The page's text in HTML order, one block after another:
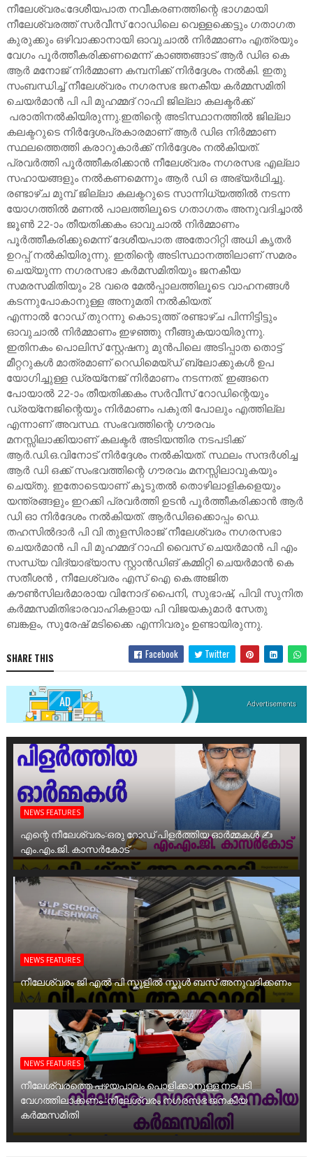
നീലേശ്വരം:ദേശീയപാത നവീകരണത്തിന്റെ ഭാഗമായി
നീലേശ്വരത്ത് സർവീസ് റോഡിലെ വെള്ളക്കെട്ടും ഗതാഗത
കുരുക്കും ഒഴിവാക്കാനായി ഓവുചാൽ നിർമ്മാണം എത്രയും
വേഗം പൂർത്തീകരിക്കണമെന്ന് കാഞ്ഞങ്ങാട് ആർ ഡിഒ കെ
ആർ മനോജ് നിർമ്മാണ കമ്പനിക്ക് നിർദ്ദേശം നൽകി. ഇതു
സംബന്ധിച്ച് നീലേശ്വരം നഗരസഭ ജനകീയ കർമ്മസമിതി
ചെയർമാൻ പി പി മുഹമ്മദ് റാഫി ജില്ലാ കലക്ടർക്ക്
പരാതിനൽകിയിരുന്നു.ഇതിന്റെ അടിസ്ഥാനത്തിൽ ജില്ലാ
കലക്ടറുടെ നിർദ്ദേശപ്രകാരമാണ് ആർ ഡിഒ നിർമ്മാണ
സ്ഥലത്തെത്തി കരാറുകാർക്ക് നിർദ്ദേശം നൽകിയത്.
പ്രവർത്തി പൂർത്തീകരിക്കാൻ നീലേശ്വരം നഗരസഭ എല്ലാ
സഹായങ്ങളും നൽകണമെന്നും ആർ ഡി ഒ അഭ്യർഥിച്ചു.
രണ്ടാഴ്ച മുമ്പ് ജില്ലാ കലക്ടറുടെ സാന്നിധ്യത്തിൽ നടന്ന
യോഗത്തിൽ മണൽ പാലത്തിലൂടെ ഗതാഗതം അനുവദിച്ചാൽ
ജൂൺ 22-ാം തീയതിക്കകം ഓവുചാൽ നിർമ്മാണം
പൂർത്തീകരിക്കുമെന്ന് ദേശീയപാത അതോറിറ്റി അധി കൃതർ
ഉറപ്പ് നൽകിയിരുന്നു. ഇതിന്റെ അടിസ്ഥാനത്തിലാണ് സമരം
ചെയ്യുന്ന നഗരസഭാ കർമസമിതിയും ജനകീയ
സമരസമിതിയും 28 വരെ മേൽപ്പാലത്തിലൂടെ വാഹനങ്ങൾ
കടന്നുപോകാനുള്ള അനുമതി നൽകിയത്.
എന്നാൽ റോഡ് തുറന്നു കൊടുത്ത് രണ്ടാഴ്ച പിന്നിട്ടിട്ടും
ഓവുചാൽ നിർമ്മാണം ഇഴഞ്ഞു നീങ്ങുകയായിരുന്നു.
ഇതിനകം പൊലിസ് സ്റ്റേഷനു മുൻപിലെ അടിപ്പാത തൊട്ട്
മീറ്ററുകൾ മാത്രമാണ് റെഡിമെയ്‌ഡ് ബ്ലോക്കുകൾ ഉപ
യോഗിച്ചുള്ള ഡ്രയ്നേജ് നിർമാണം നടന്നത്. ഇങ്ങനെ
പോയാൽ 22-ാം തീയതിക്കകം സർവീസ് റോഡിന്റെയും
ഡ്രയ്നേജിന്റെയും നിർമാണം പകുതി പോലും എത്തില്ല
എന്നാണ് അവസ്ഥ. സംഭവത്തിന്റെ ഗൗരവം
മനസ്സിലാക്കിയാണ് കലക്ടർ അടിയന്തിര നടപടിക്ക്
ആർ.ഡി.ഒ.വിനോട് നിർദ്ദേശം നൽകിയത്. സ്ഥലം സന്ദർശിച്ച
ആർ ഡി ഒക്ക് സംഭവത്തിന്റെ ഗൗരവം മനസ്സിലാവുകയും
ചെയ്തു. ഇതോടെയാണ് കൂടുതൽ തൊഴിലാളികളെയും
യന്ത്രങ്ങളും ഇറക്കി പ്രവർത്തി ഉടൻ പൂർത്തീകരിക്കാൻ ആർ
ഡി ഓ നിർദേശം നൽകിയത്. ആർഡിഒക്കൊപ്പം ഡെ.
തഹസിൽദാർ പി വി തുളസിരാജ് നീലേശ്വരം നഗരസഭാ
ചെയർമാൻ പി പി മുഹമ്മദ് റാഫി വൈസ് ചെയർമാൻ പി എം
സന്ധ്യ വിദ്യാഭ്യാസ സ്റ്റാൻഡിങ് കമ്മിറ്റി ചെയർമാൻ കെ
സതീശൻ , നീലേശ്വരം എസ് ഐ കെ.അജിത
കൗൺസിലർമാരായ വിനോദ് പൈനി, സുഭാഷ്, പിവി സുനിത
കർമ്മസമിതിഭാരവാഹികളായ പി വിജയകുമാർ സേതു
ബങ്കളം, സുരേഷ് മടിക്കൈ എന്നിവരും ഉണ്ടായിരുന്നു.
SHARE THIS Facebook Twitter
NEWS FEATURES
എന്റെ നീലേശ്വരം:ഒരു റോഡ് പിളർത്തിയ ഓർമ്മകൾ ✍️
എം.എം.ജി. കാസർകോട്
NEWS FEATURES
നീലേശ്വരം ജി എൽ പി സ്കൂളിൽ സ്കൂൾ ബസ് അനുവദിക്കണം
NEWS FEATURES
നീലേശ്വരത്തെ പഴയപാലം പൊളിക്കാനുള്ള നടപടി
വേഗത്തിലാക്കണം :നീലേശ്വരം നഗരസഭ ജനകീയ
കർമ്മസമിതി